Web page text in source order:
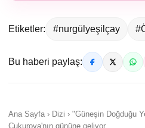
Etiketler: #nurgülyeşilçay
Bu haberi paylaş:
Ana Sayfa › Dizi › "Güneşin Doğduğu
Çukurova'nın gününe geliyor